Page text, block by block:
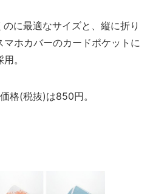
に最適なサイズと、縦に折り
ホカバーのカードポケットに
。
格(税抜)は850円。